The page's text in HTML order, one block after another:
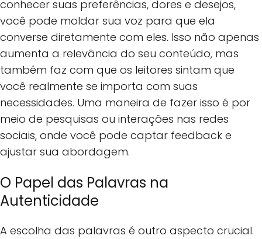
conhecer suas preferências, dores e desejos,
você pode moldar sua voz para que ela
converse diretamente com eles. Isso não apenas
aumenta a relevância do seu conteúdo, mas
também faz com que os leitores sintam que
você realmente se importa com suas
necessidades. Uma maneira de fazer isso é por
meio de pesquisas ou interações nas redes
sociais, onde você pode captar feedback e
ajustar sua abordagem.
O Papel das Palavras na
Autenticidade
A escolha das palavras é outro aspecto crucial.